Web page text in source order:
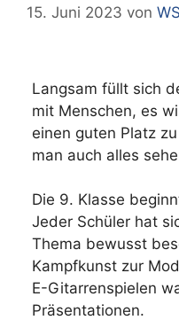
15. Juni 2023 von
Langsam füllt sich
mit Menschen, es
einen guten Platz
man auch alles
Die 9. Klasse
Jeder Schüler hat
Thema bewusst
Kampfkunst zur
E-Gitarrenspielen
Präsentationen.